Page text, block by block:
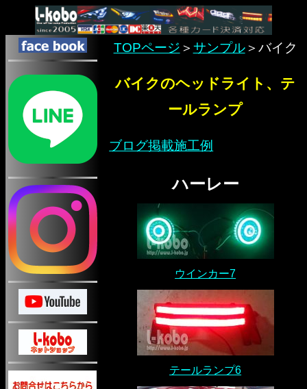
TOPページ ＞サンプル＞バイク
バイクのヘッドライト、テ
ールランプ
ブログ掲載施工例
ハーレー
ウインカー7
テールランプ6